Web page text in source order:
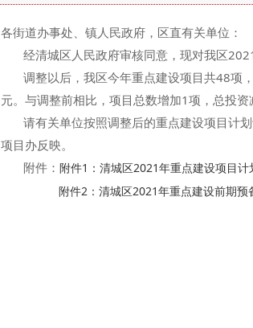
各街道办事处、镇人民政府，区直有关单位：
经清城区人民政府审核同意，现对我区2021
调整以后，我区今年重点建设项目共48项
元。与调整前相比，项目总数增加1项，总投
请有关单位按照调整后的重点建设项目计划
项目办反映。
附件： 附件1：清城区2021年重点建设项目计
附件2：清城区2021年重点建设前期预
清城区
2021年